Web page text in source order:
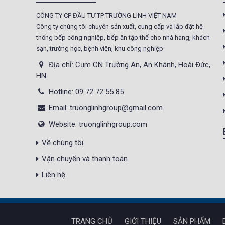
Tủ sấy công nghiệp
21.300.000 đ
20.500.000 đ
Không áp
dụng
Còn hàng
Nồi phở 30- 50- 70 Lít
Không áp
dụng
Còn hàng
GC1050
dụng
CÔNG TY CP ĐẦU TƯ TP TRƯỜNG LINH VIỆT NAM
Công ty chúng tôi chuyên sản xuất, cung cấp và lắp đặt hệ
thống bếp công nghiệp, bếp ăn tập thể cho nhà hàng, khách
sạn, trường học, bệnh viện, khu công nghiệp
Địa chỉ: Cụm CN Trường An, An Khánh, Hoài Đức,
HN
Hotline: 09 72 72 55 85
Email: truonglinhgroup@gmail.com
Website: truonglinhgroup.com
Về chúng tôi
Vận chuyển và thanh toán
Liên hệ
TRANG CHỦ GIỚI THIỆU SẢN PHẨM